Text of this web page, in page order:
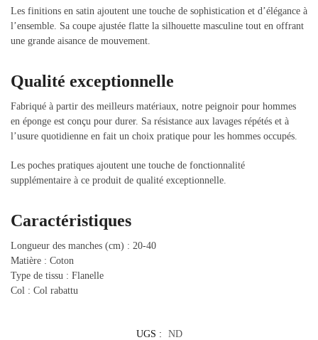
Les finitions en satin ajoutent une touche de sophistication et d’élégance à
l’ensemble. Sa coupe ajustée flatte la silhouette masculine tout en offrant
une grande aisance de mouvement.
Qualité exceptionnelle
Fabriqué à partir des meilleurs matériaux, notre peignoir pour hommes
en éponge est conçu pour durer. Sa résistance aux lavages répétés et à
l’usure quotidienne en fait un choix pratique pour les hommes occupés.
Les poches pratiques ajoutent une touche de fonctionnalité
supplémentaire à ce produit de qualité exceptionnelle.
Caractéristiques
Longueur des manches (cm) : 20-40
Matière : Coton
Type de tissu : Flanelle
Col : Col rabattu
UGS :
ND